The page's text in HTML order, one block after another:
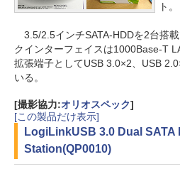
ト。
3.5/2.5インチSATA-HDDを2台搭
クインターフェイスは1000Base-T
拡張端子としてUSB 3.0×2、USB
いる。
[撮影協力:オリオスペック]
[この製品だけ表示]
LogiLinkUSB 3.0 Dual SATA
Station(QP0010)